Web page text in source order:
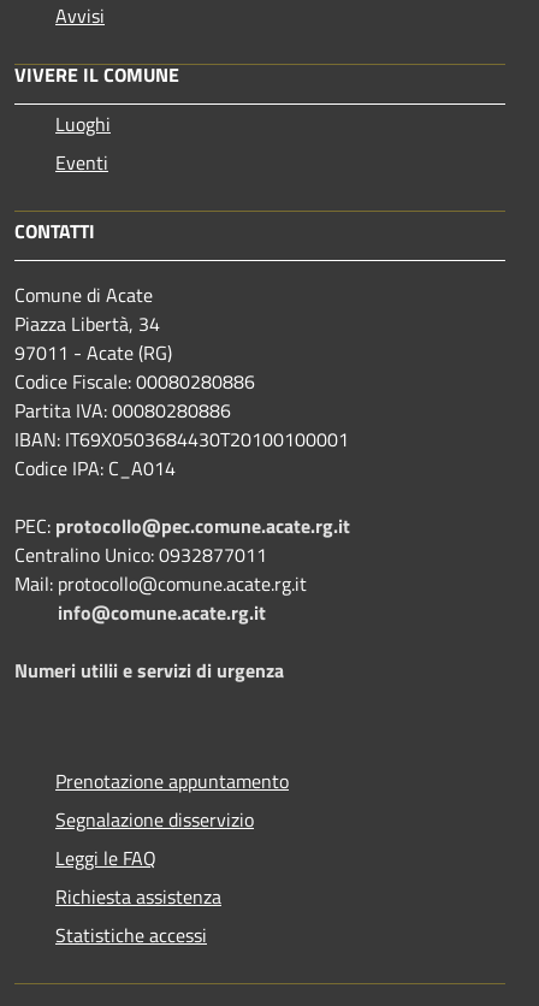
Avvisi
VIVERE IL COMUNE
Luoghi
Eventi
CONTATTI
Comune di Acate
Piazza Libertà, 34
97011 - Acate (RG)
Codice Fiscale: 00080280886
Partita IVA: 00080280886
IBAN: IT69X0503684430T20100100001
Codice IPA: C_A014
PEC: protocollo@pec.comune.acate.rg.it
Centralino Unico: 0932877011
Mail: protocollo@comune.acate.rg.it
info@comune.acate.rg.it
Numeri utilii e servizi di urgenza
Prenotazione appuntamento
Segnalazione disservizio
Leggi le FAQ
Richiesta assistenza
Statistiche accessi